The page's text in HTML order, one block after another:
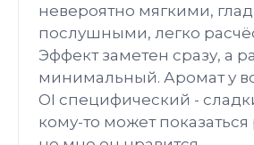
невероятно мягкими,
послушными, легко
Эффект заметен сразу, а
минимальный. Аромат у
OI специфический -
кому-то может